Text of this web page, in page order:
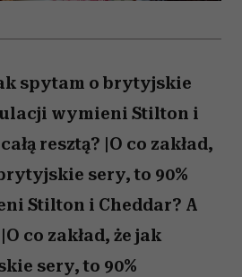
spytam o brytyjskie
wymieni Stilton i
resztą? |O co zakład,
sery, to 90%
Stilton i Cheddar? A
co zakład, że jak
sery, to 90%